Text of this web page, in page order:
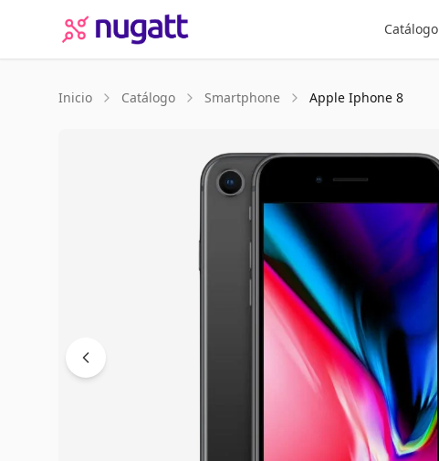
Catálogo
Inicio Catálogo Smartphone Apple Iphone 8